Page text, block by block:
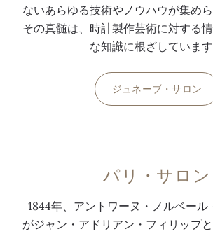
ないあらゆる技術やノウハウが集めら
その真髄は、時計製作芸術に対する
な知識に根ざしています
ジュネーブ・サロン
パリ・サロン
1844年、アントワーヌ・ノルベール
がジャン・アドリアン・フィリップ